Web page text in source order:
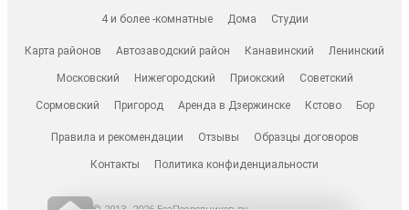
4 и более -комнатные Дома Студии
Карта районов Автозаводский район Канавинский Ленинский
Московский Нижегородский Приокский Советский
Сормовский Пригород Аренда в Дзержинске Кстово Бор
Правила и рекомендации Отзывы Образцы договоров
Контакты Политика конфиденциальности